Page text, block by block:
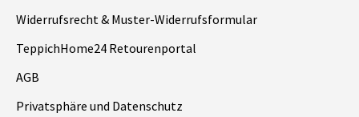
Widerrufsrecht & Muster-Widerrufsformular
TeppichHome24 Retourenportal
AGB
Privatsphäre und Datenschutz